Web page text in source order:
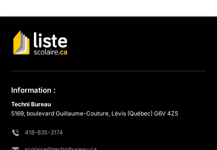
Information :
Techni Bureau
5169, boulevard Guillaume-Couture, Lévis (Québec) G6V 4Z5
418-835-3174